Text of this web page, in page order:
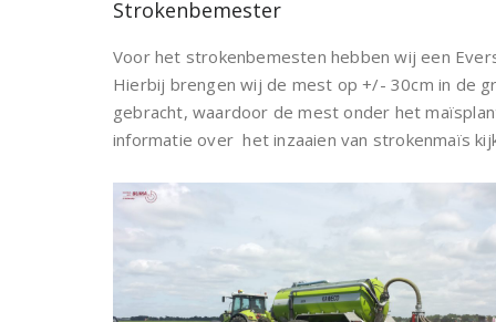
Strokenbemester
Voor het strokenbemesten hebben wij een
Hierbij brengen wij de mest op +/- 30cm in de
gebracht, waardoor de mest onder het
informatie over het inzaaien van strokenmaïs